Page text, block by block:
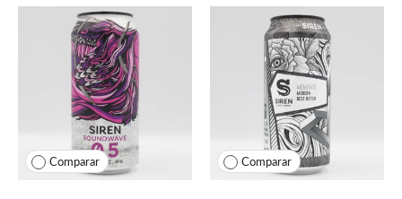
Comparar Comparar